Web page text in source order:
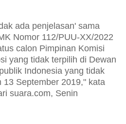
ada penjelasan' sama
Nomor 112/PUU-XX/2022
calon Pimpinan Komisi
yang tidak terpilih di Dewan
Indonesia yang tidak
13 September 2019," kata
suara.com, Senin